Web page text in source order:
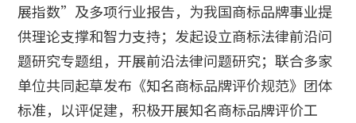
展指数”及多项行业报告，为我国商标品牌事业提
供理论支撑和智力支持；发起设立商标法律前沿问
题研究专题组，开展前沿法律问题研究；联合多家
单位共同起草发布《知名商标品牌评价规范》团体
标准，以评促建，积极开展知名商标品牌评价工